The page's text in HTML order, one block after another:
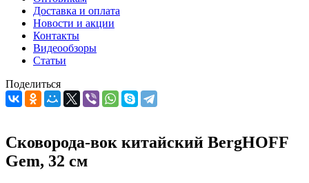
Доставка и оплата
Новости и акции
Контакты
Видеообзоры
Статьи
Поделиться
Сковорода-вок китайский BergHOFF
Gem, 32 см